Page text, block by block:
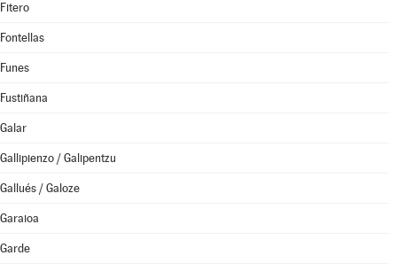
Fitero
Fontellas
Funes
Fustiñana
Galar
Gallipienzo / Galipentzu
Gallués / Galoze
Garaioa
Garde